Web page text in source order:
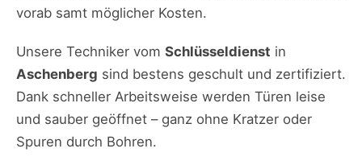
vorab samt möglicher Kosten.
Unsere Techniker vom Schlüsseldienst in
Aschenberg sind bestens geschult und zertifiziert.
Dank schneller Arbeitsweise werden Türen leise
und sauber geöffnet – ganz ohne Kratzer oder
Spuren durch Bohren.